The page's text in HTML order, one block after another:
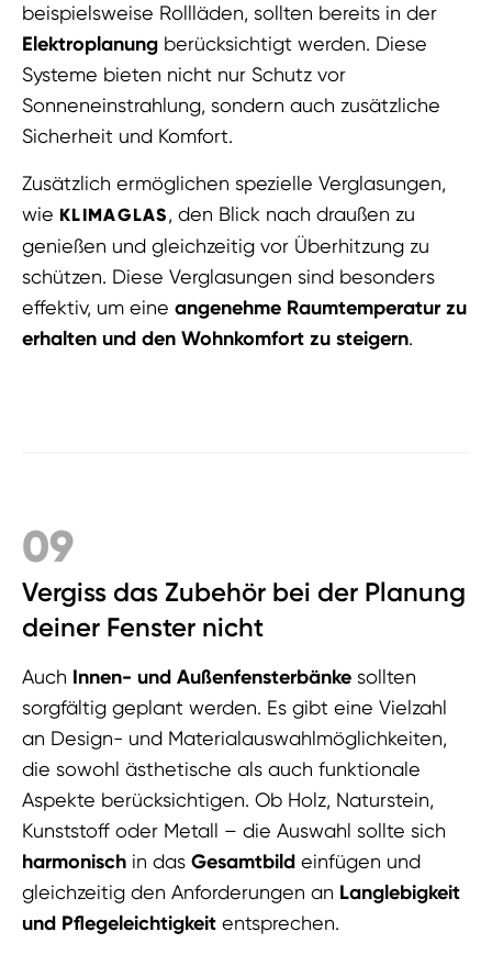
beispielsweise Rollläden, sollten bereits in der
Elektroplanung berücksichtigt werden. Diese
Systeme bieten nicht nur Schutz vor
Sonneneinstrahlung, sondern auch zusätzliche
Sicherheit und Komfort.
Zusätzlich ermöglichen spezielle Verglasungen,
wie KLIMAGLAS, den Blick nach draußen zu
genießen und gleichzeitig vor Überhitzung zu
schützen. Diese Verglasungen sind besonders
effektiv, um eine angenehme Raumtemperatur zu
erhalten und den Wohnkomfort zu steigern.
09
Vergiss das Zubehör bei der Planung
deiner Fenster nicht
Auch Innen- und Außenfensterbänke sollten
sorgfältig geplant werden. Es gibt eine Vielzahl
an Design- und Materialauswahlmöglichkeiten,
die sowohl ästhetische als auch funktionale
Aspekte berücksichtigen. Ob Holz, Naturstein,
Kunststoff oder Metall – die Auswahl sollte sich
harmonisch in das Gesamtbild einfügen und
gleichzeitig den Anforderungen an Langlebigkeit
und Pflegeleichtigkeit entsprechen.